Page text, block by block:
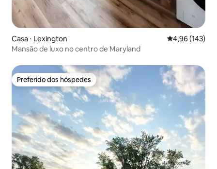
Casa ⋅ Lexington 4,96 de uma
4,96 (143)
Mansão de luxo no centro de Maryland
Preferido dos hóspedes
Preferido dos hóspedes